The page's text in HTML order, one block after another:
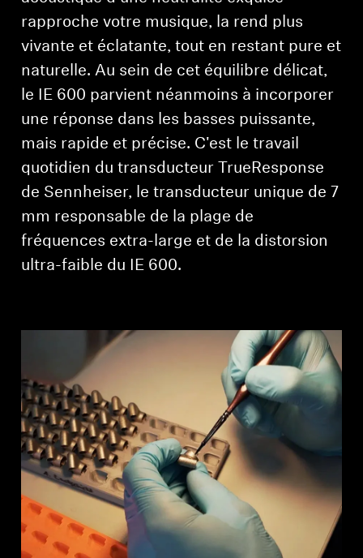
rapproche votre musique, la rend plus
vivante et éclatante, tout en restant pure et
naturelle. Au sein de cet équilibre délicat,
le IE 600 parvient néanmoins à incorporer
une réponse dans les basses puissante,
mais rapide et précise. C'est le travail
quotidien du transducteur TrueResponse
de Sennheiser, le transducteur unique de 7
mm responsable de la plage de
fréquences extra-large et de la distorsion
ultra-faible du IE 600.
Connexion requise
Connectez-vous à votre compte pour ajouter
des produits à votre liste de souhaits et afficher